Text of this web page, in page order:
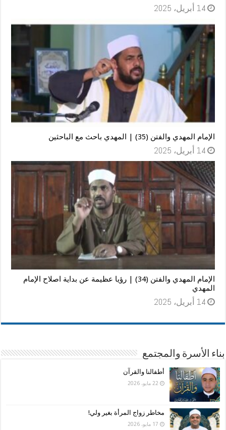
14 أبريل، 2025
الإمام المهدي والفتن (35) | المهدي باحث مع الباحثين
14 أبريل، 2025
الإمام المهدي والفتن (34) | رؤيا عظيمة عن بداية اصلاح الإمام
المهدي
14 أبريل، 2025
بناء الأسرة والمجتمع
أطفالنا والقرآن
22 مايو، 2026
مخاطر زواج المرأة بغير ولي!
17 مايو، 2026